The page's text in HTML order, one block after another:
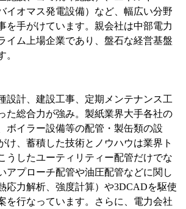
イオマス発電設備）など、幅広い分野
を手がけています。親会社は中部電力
イム上場企業であり、盤石な経営基盤
。
設計、建設工事、定期メンテナンス工
た総合力が強み。製紙業界大手各社の
ボイラー設備等の配管・製缶類の設
け、蓄積した技術とノウハウは業界ト
うしたユーティリティー配管だけでな
アプローチ配管や油圧配管などに関し
応力解析、強度計算）や3DCADを駆使
を行なっています。さらに、電力会社